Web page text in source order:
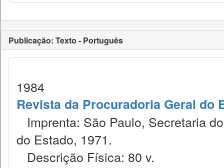
Publicação: Texto - Português
1984
Revista da Procuradoria Geral do
Imprenta: São Paulo, Secretaria
do Estado, 1971.
Descrição Física: 80 v.